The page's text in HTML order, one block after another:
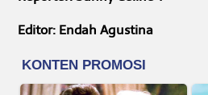
Editor: Endah Agustina